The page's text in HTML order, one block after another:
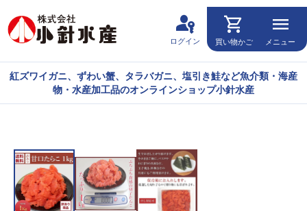
passkey
ログイン
shopping_cart
買い物かご
menu
メニュー
紅ズワイガニ、ずわい蟹、タラバガニ、塩引き鮭など魚介類・海産
物・水産加工品のオンラインショップ小針水産